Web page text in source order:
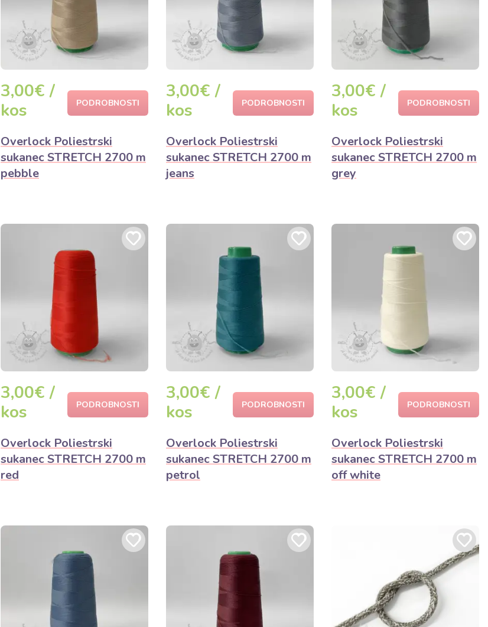
3,00€ /
kos
PODROBNOSTI
Overlock Poliestrski
sukanec STRETCH 2700 m
pebble
3,00€ /
kos
PODROBNOSTI
Overlock Poliestrski
sukanec STRETCH 2700 m
jeans
3,00€ /
kos
PODROBNOSTI
Overlock Poliestrski
sukanec STRETCH 2700 m
grey
3,00€ /
kos
PODROBNOSTI
Overlock Poliestrski
sukanec STRETCH 2700 m
red
3,00€ /
kos
PODROBNOSTI
Overlock Poliestrski
sukanec STRETCH 2700 m
petrol
3,00€ /
kos
PODROBNOSTI
Overlock Poliestrski
sukanec STRETCH 2700 m
off white